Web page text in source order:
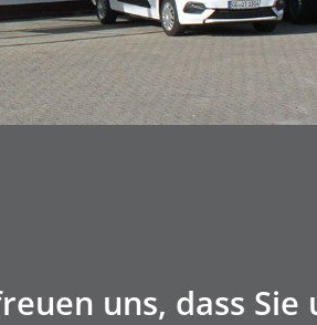
uns, dass Sie